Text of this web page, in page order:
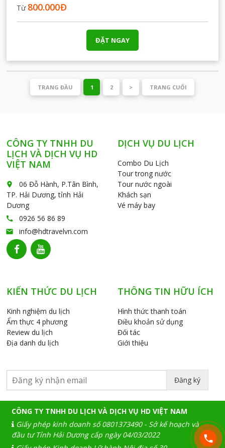
Từ 800.000Đ
ĐẶT NGAY
TRANG ĐẦU 1 2 > TRANG CUỐI
CÔNG TY TNHH DU
LỊCH VÀ DỊCH VỤ HD
VIỆT NAM
place
06 Đỗ Hành, P.Tân Bình,
TP. Hải Dương, tỉnh Hải
Dương
call 0926 56 86 89
email info@hdtravelvn.com
DỊCH VỤ DU LỊCH
Combo Du Lịch
Tour trong nước
Tour nước ngoài
Khách sạn
Vé máy bay
KIẾN THỨC DU LỊCH
Kinh nghiệm du lịch
Ẩm thực 4 phương
Review du lịch
Địa danh du lịch
THÔNG TIN HỮU ÍCH
Hình thức thanh toán
Điều khoản sử dụng
Đối tác
Giới thiệu
Đăng ký
CÔNG TY TNHH DU LỊCH VÀ DỊCH VỤ HD VIỆT NAM
Giấy phép kinh doanh số 0801373490 - Sở kế hoạch và
đầu tư Tỉnh Hải Dương cấp ngày 04/03/2022